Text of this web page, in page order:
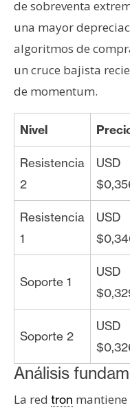
de sobreventa
una mayor
algoritmos de
un cruce bajista
de momentum.
Nivel
Resistencia
2
USD
Resistencia
1
USD
Soporte 1
USD
Soporte 2
USD
Análisis
La red tron